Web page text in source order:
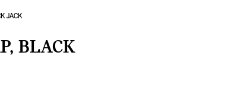
JACK
BLACK